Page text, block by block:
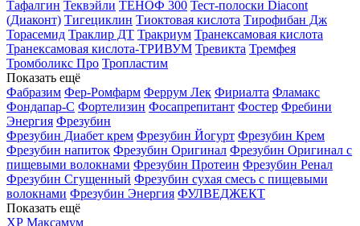
Тафалгин Теквэйли ТЕНОФ 300 Тест-полоски Diacont
(Диаконт) Тигециклин Тиоктовая кислота Тирофибан Дж
Торасемид Траклир ДТ Тракриум Транексамовая кислота
Транексамовая кислота-ТРИВУМ Тревикта Тремфея
Тромболикс Про Тропластим
Показать ещё
Фабразим Фер-Ромфарм Феррум Лек Фириалта Фламакс
Фондапар-С Фортелизин Фосапрепитант Фостер Фребини
Энергия Фрезубин
Фрезубин Диабет крем Фрезубин Йогурт Фрезубин Крем
Фрезубин напиток Фрезубин Оригинал Фрезубин Оригинал с
пищевыми волокнами Фрезубин Протеин Фрезубин Ренал
Фрезубин Сгущенный Фрезубин сухая смесь с пищевыми
волокнами Фрезубин Энергия ФУЛВЕДЖЕКТ
Показать ещё
ХР Максамум